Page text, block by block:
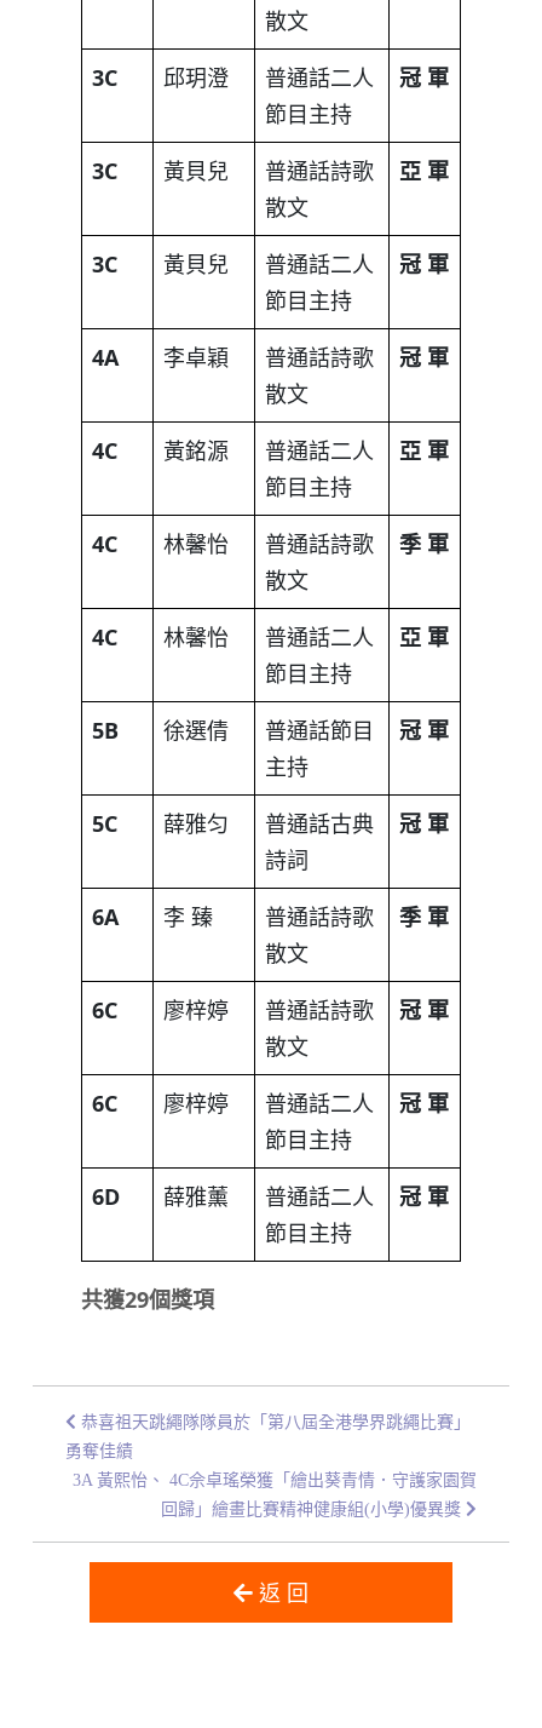
散文
3C 邱玥澄
普通話二人
節目主持
冠 軍
3C 黃貝兒
普通話詩歌
散文
亞 軍
3C 黃貝兒
普通話二人
節目主持
冠 軍
4A 李卓穎
普通話詩歌
散文
冠 軍
4C 黃銘源
普通話二人
節目主持
亞 軍
4C 林馨怡
普通話詩歌
散文
季 軍
4C 林馨怡
普通話二人
節目主持
亞 軍
5B 徐選倩
普通話節目
主持
冠 軍
5C 薛雅匀
普通話古典
詩詞
冠 軍
6A 李 臻
普通話詩歌
散文
季 軍
6C 廖梓婷
普通話詩歌
散文
冠 軍
6C 廖梓婷
普通話二人
節目主持
冠 軍
6D 薛雅薰
普通話二人
節目主持
冠 軍
共獲29個獎項
恭喜祖天跳繩隊隊員於「第八屆全港學界跳繩比賽」
勇奪佳績
3A 黃熙怡、 4C佘卓瑤榮獲「繪出葵青情．守護家園賀
回歸」繪畫比賽精神健康組(小學)優異獎
返 回